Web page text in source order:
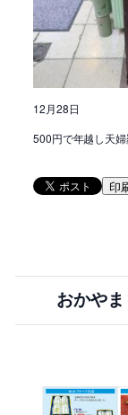
12月28日
500円で年越し天婦
印
おかや